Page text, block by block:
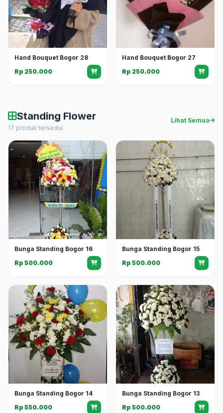
Hand Bouquet Bogor 28
Rp 250.000
Hand Bouquet Bogor 27
Rp 250.000
Standing Flower
17 produk tersedia
Lihat Semua
Bunga Standing Bogor 16
Rp 500.000
Bunga Standing Bogor 15
Rp 500.000
Bunga Standing Bogor 14
Rp 550.000
Bunga Standing Bogor 13
Rp 500.000